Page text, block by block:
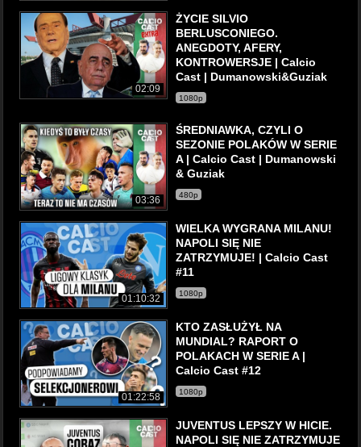
02:09
ŻYCIE SILVIO
BERLUSCONIEGO.
ANEGDOTY, AFERY,
KONTROWERSJE | Calcio
Cast | Dumanowski&Guziak
1080p
03:36
ŚREDNIAWKA, CZYLI O
SEZONIE POLAKÓW W SERIE
A | Calcio Cast | Dumanowski
& Guziak
480p
01:10:32
WIELKA WYGRANA MILANU!
NAPOLI SIĘ NIE
ZATRZYMUJE! | Calcio Cast
#11
1080p
01:22:58
KTO ZASŁUŻYŁ NA
MUNDIAL? RAPORT O
POLAKACH W SERIE A |
Calcio Cast #12
1080p
JUVENTUS LEPSZY W HICIE.
NAPOLI SIĘ NIE ZATRZYMUJE